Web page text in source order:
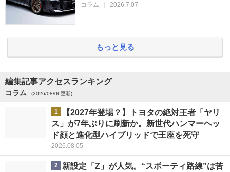
コラム | 2026.7.07
もっと見る
編集記事アクセスランキング
コラム (2026/08/06更新)
1
【2027年登場？】トヨタの絶対王者「ヤリ
ス」が7年ぶりに刷新か。新世代ハンマーヘッ
ド顔と進化型ハイブリッドで王座を死守
2026.08.05
2
新設定「Z」が人気。“スポーティ路線”は苦